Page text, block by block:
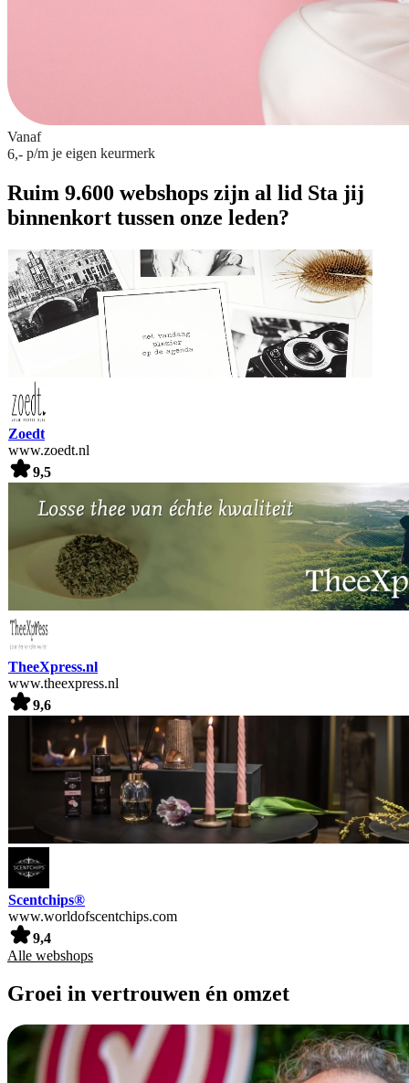
Vanaf
6,- p/m je eigen keurmerk
Ruim 9.600 webshops zijn al lid Sta jij
binnenkort tussen onze leden?
Zoedt
www.zoedt.nl
9,5
TheeXpress.nl
www.theexpress.nl
9,6
Scentchips®
www.worldofscentchips.com
9,4
Alle webshops
Groei in vertrouwen én omzet